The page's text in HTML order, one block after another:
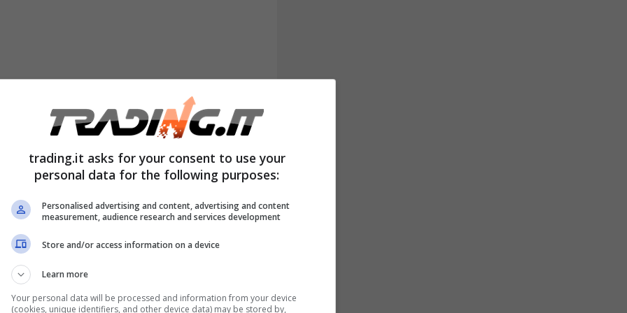
anche quella di consentire, di nuovo,
unifamiliari.
110%: le ipotesi al
forze politiche di centro-destra si è
la crescita relativa al Superbonus
Meloni è quella di dare
della misura edilizia, ma che si
trading.it asks for your consent to use your
personal data for the following purposes:
Personalised advertising and content, advertising and content
measurement, audience research and services development
Store and/or access information on a device
Learn more
Your personal data will be processed and information from your device
(cookies, unique identifiers, and other device data) may be stored by,